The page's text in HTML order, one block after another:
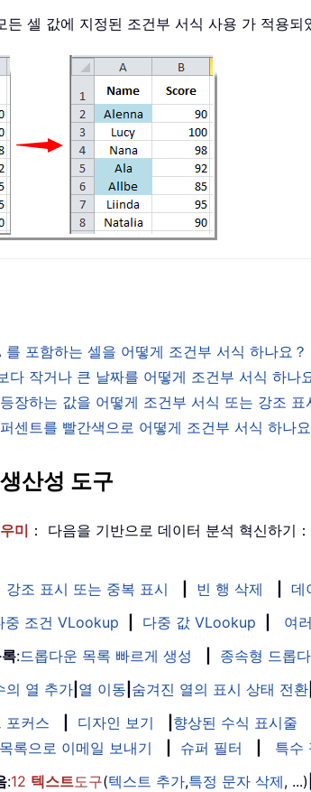
든 셀 값에 지정된 조건부 서식 사용 가 적용되
포함하는 셀을 어떻게 조건부 서식 하나요？
다 작거나 큰 날짜를 어떻게 조건부 서식 하나
장하는 값을 어떻게 조건부 서식 또는 강조 표
센트를 빨간색으로 어떻게 조건부 서식 하나요
산성 도구
미 ： 다음을 기반으로 데이터 분석 혁신하기：
강조 표시 또는 중복 표시 빈 행 삭제 데
중 조건 VLookup 다중 값 VLookup 여
:드롭다운 목록 빠르게 생성 종속형 드롭
의 열 추가 열 이동 숨겨진 열의 표시 상태 전환
포커스 디자인 보기 향상된 수식 표시줄
목록으로 이메일 보내기 슈퍼 필터 특수
:12 텍스트도구(텍스트 추가,특정 문자 삭제, ...)